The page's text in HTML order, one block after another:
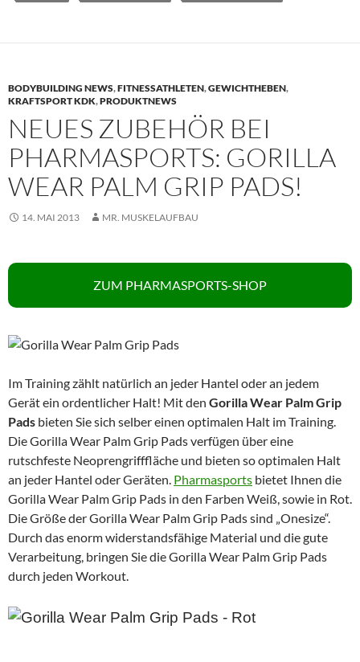
BODYBUILDING NEWS,FITNESSATHLETEN,GEWICHTHEBEN,
KRAFTSPORT KDK,PRODUKTNEWS
NEUES ZUBEHÖR BEI
PHARMASPORTS: GORILLA
WEAR PALM GRIP PADS!
14. MAI 2013 MR. MUSKELAUFBAU
ZUM PHARMASPORTS-SHOP
Im Training zählt natürlich an jeder Hantel oder an jedem
Gerät ein ordentlicher Halt! Mit den Gorilla Wear Palm Grip
Pads bieten Sie sich selber einen optimalen Halt im Training.
Die Gorilla Wear Palm Grip Pads verfügen über eine
rutschfeste Neoprengrifffläche und bieten so optimalen Halt
an jeder Hantel oder Geräten. Pharmasports bietet Ihnen die
Gorilla Wear Palm Grip Pads in den Farben Weiß, sowie in Rot.
Die Größe der Gorilla Wear Palm Grip Pads sind „Onesize“.
Durch das enorm widerstandsfähige Material und die gute
Verarbeitung, bringen Sie die Gorilla Wear Palm Grip Pads
durch jeden Workout.